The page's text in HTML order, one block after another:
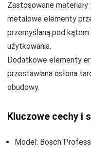
Zastosowane
metalowe elementy
przemyślaną pod
użytkowania.
Dodatkowe elementy
przestawiana osłona
obudowy.
Kluczowe cechy i
Model: Bosch